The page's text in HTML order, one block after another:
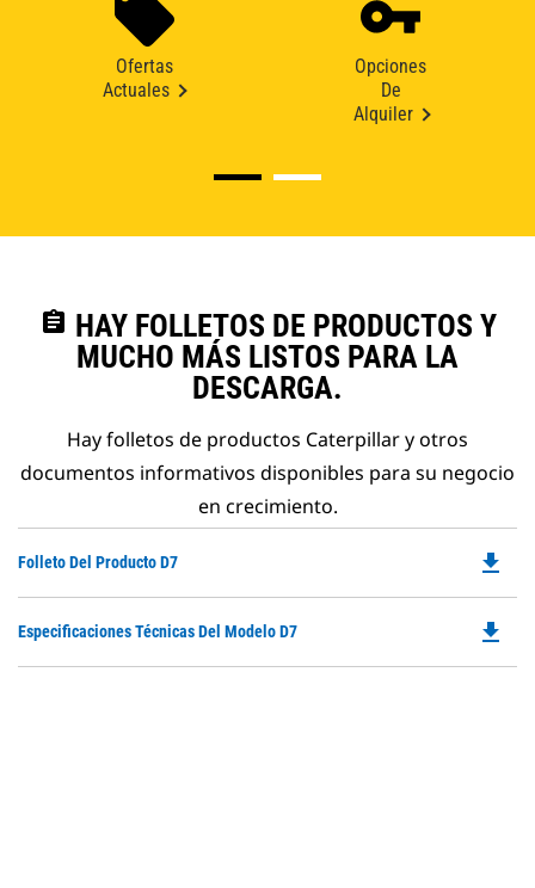
Ofertas
Actuales
Opciones
De
Alquiler
assignment HAY FOLLETOS DE PRODUCTOS Y
MUCHO MÁS LISTOS PARA LA
DESCARGA.
Hay folletos de productos Caterpillar y otros
documentos informativos disponibles para su negocio
en crecimiento.
Folleto Del Producto D7
a
file_download
Especificaciones Técnicas Del Modelo D7 file_download